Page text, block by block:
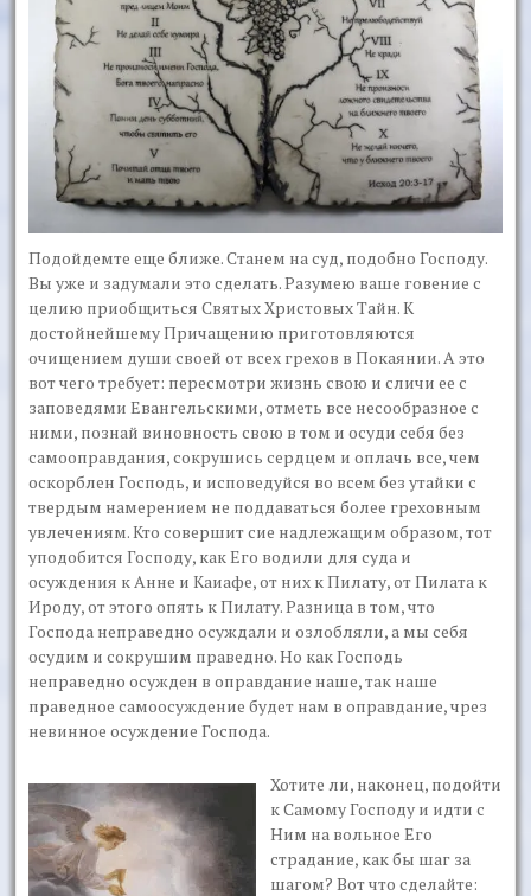
Подойдемте еще ближе. Станем на суд, подобно Господу.
Вы уже и задумали это сделать. Разумею ваше говение с
целию приобщиться Святых Христовых Тайн. К
достойнейшему Причащению приготовляются
очищением души своей от всех грехов в Покаянии. А это
вот чего требует: пересмотри жизнь свою и сличи ее с
заповедями Евангельскими, отметь все несообразное с
ними, познай виновность свою в том и осуди себя без
самооправдания, сокрушись сердцем и оплачь все, чем
оскорблен Господь, и исповедуйся во всем без утайки с
твердым намерением не поддаваться более греховным
увлечениям. Кто совершит сие надлежащим образом, тот
уподобится Господу, как Его водили для суда и
осуждения к Анне и Каиафе, от них к Пилату, от Пилата к
Ироду, от этого опять к Пилату. Разница в том, что
Господа неправедно осуждали и озлобляли, а мы себя
осудим и сокрушим праведно. Но как Господь
неправедно осужден в оправдание наше, так наше
праведное самоосуждение будет нам в оправдание, чрез
невинное осуждение Господа.
Хотите ли, наконец, подойти
к Самому Господу и идти с
Ним на вольное Его
страдание, как бы шаг за
шагом? Вот что сделайте: